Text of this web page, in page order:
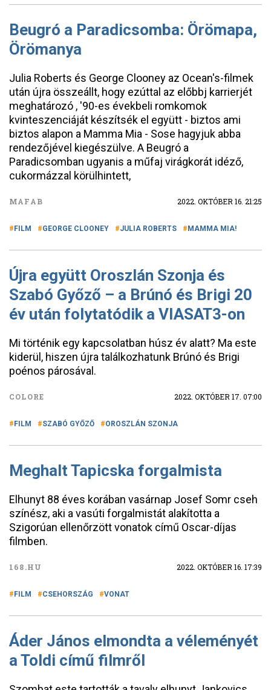
Beugró a Paradicsomba: Örömapa,
Örömanya
Julia Roberts és George Clooney az Ocean's-filmek
után újra összeállt, hogy ezúttal az előbbj karrierjét
meghatározó , '90-es évekbeli romkomok
kvinteszenciáját készítsék el együtt - biztos ami
biztos alapon a Mamma Mia - Sose hagyjuk abba
rendezőjével kiegészülve. A Beugró a
Paradicsomban ugyanis a műfaj virágkorát idéző,
cukormázzal körülhintett,
MAFAB 2022. OKTÓBER 16. 21:25
FILM GEORGE CLOONEY JULIA ROBERTS MAMMA MIA!
Újra együtt Oroszlán Szonja és
Szabó Győző – a Brúnó és Brigi 20
év után folytatódik a VIASAT3-on
Mi történik egy kapcsolatban húsz év alatt? Ma este
kiderül, hiszen újra találkozhatunk Brúnó és Brigi
poénos párosával.
COLORE 2022. OKTÓBER 17. 07:00
FILM SZABÓ GYŐZŐ OROSZLÁN SZONJA
Meghalt Tapicska forgalmista
Elhunyt 88 éves korában vasárnap Josef Somr cseh
színész, aki a vasúti forgalmistát alakította a
Szigorúan ellenőrzött vonatok című Oscar-díjas
filmben.
168.HU 2022. OKTÓBER 16. 17:39
FILM CSEHORSZÁG VONAT
Áder János elmondta a véleményét
a Toldi című filmről